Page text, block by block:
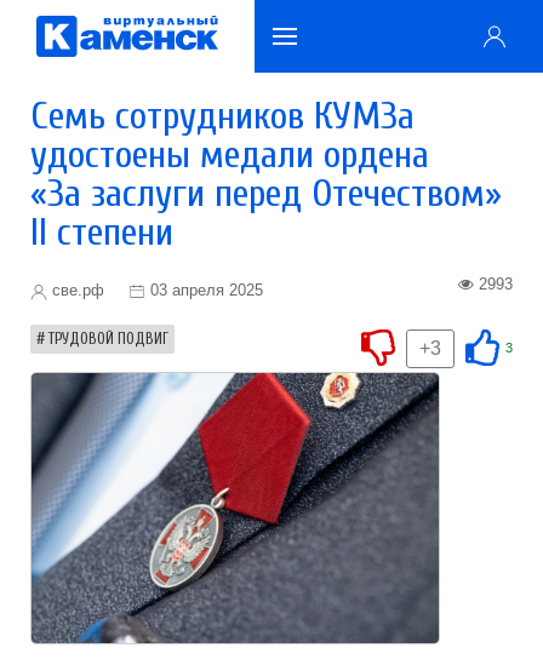
Семь сотрудников КУМЗа
удостоены медали ордена
«За заслуги перед Отечеством»
II степени
све.рф 03 апреля 2025 2993
ТРУДОВОЙ ПОДВИГ 3
+3